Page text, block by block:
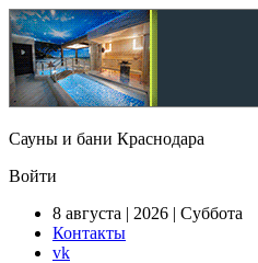
Сауны и бани Краснодара
Войти
8 августа | 2026 | Суббота
Контакты
vk